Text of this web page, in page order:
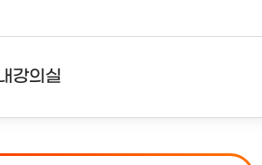
내강의실
의리스트